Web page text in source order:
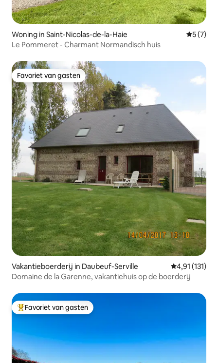
Woning in Saint-Nicolas-de-la-Haie
5 (7)
Le Pommeret - Charmant Normandisch huis
Favoriet van gasten
Favoriet van gasten
Vakantieboerderij in Daubeuf-Serville Gemiddelde
4,91 (131)
Domaine de la Garenne, vakantiehuis op de boerderij
Topfavoriet van gasten
Favoriet van gasten